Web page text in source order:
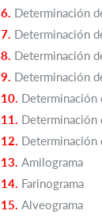
6. Determinación
7. Determinación
8. Determinación
9. Determinación
10. Determinación
11. Determinación
12. Determinación
13. Amilograma
14. Farinograma
15. Alveograma